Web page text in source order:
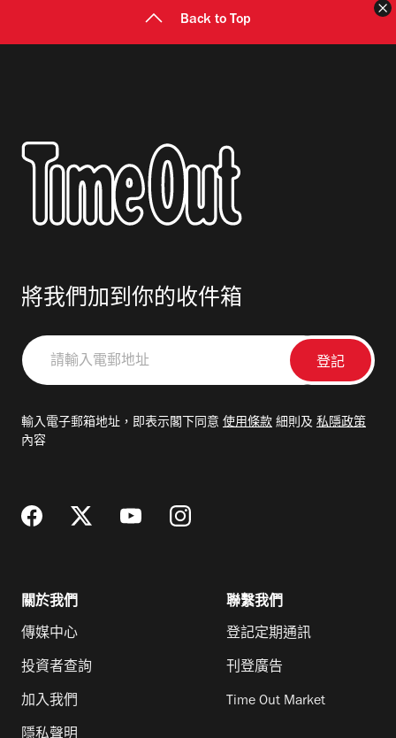
Back to Top
將我們加到你的收件箱
請
輸
郵
輸入電子郵箱地址，即表示閣下同意 使用條款 細則及 私隱政策
內容
關於我們
傳媒中心
投資者查詢
加入我們
聯繫我們
登記定期通訊
刊登廣告
Time Out Market